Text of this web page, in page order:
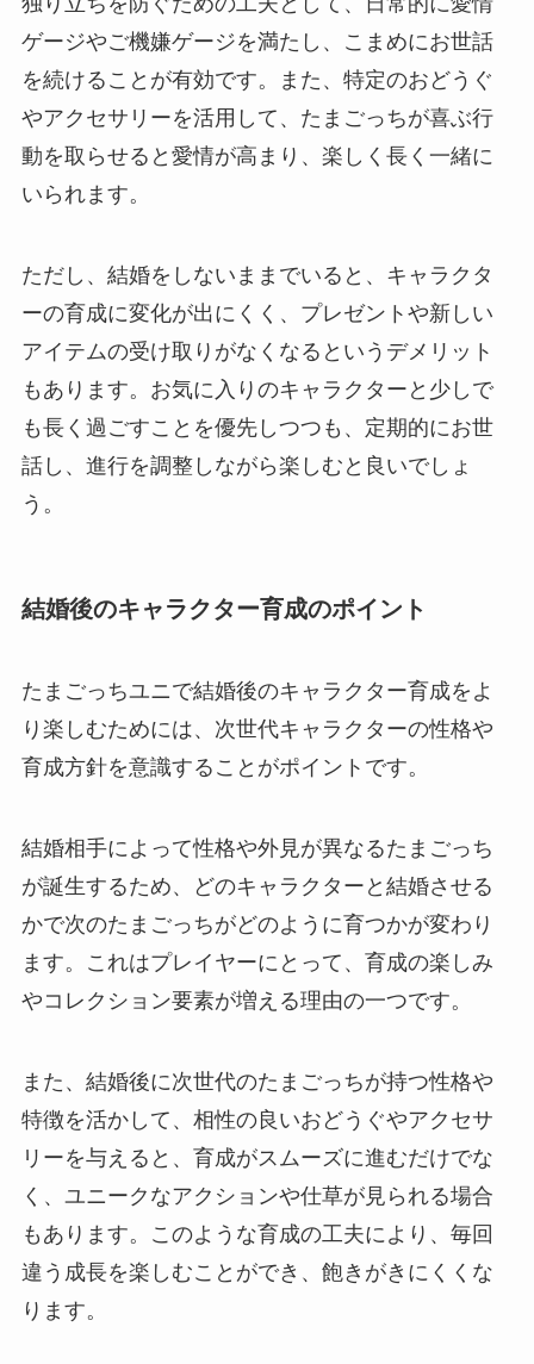
ゲージやご機嫌ゲージを満たし、こまめにお世話
を続けることが有効です。また、特定のおどうぐ
やアクセサリーを活用して、たまごっちが喜ぶ行
動を取らせると愛情が高まり、楽しく長く一緒に
いられます。
ただし、結婚をしないままでいると、キャラクタ
ーの育成に変化が出にくく、プレゼントや新しい
アイテムの受け取りがなくなるというデメリット
もあります。お気に入りのキャラクターと少しで
も長く過ごすことを優先しつつも、定期的にお世
話し、進行を調整しながら楽しむと良いでしょ
う。
結婚後のキャラクター育成のポイント
たまごっちユニで結婚後のキャラクター育成をよ
り楽しむためには、次世代キャラクターの性格や
育成方針を意識することがポイントです。
結婚相手によって性格や外見が異なるたまごっち
が誕生するため、どのキャラクターと結婚させる
かで次のたまごっちがどのように育つかが変わり
ます。これはプレイヤーにとって、育成の楽しみ
やコレクション要素が増える理由の一つです。
また、結婚後に次世代のたまごっちが持つ性格や
特徴を活かして、相性の良いおどうぐやアクセサ
リーを与えると、育成がスムーズに進むだけでな
く、ユニークなアクションや仕草が見られる場合
もあります。このような育成の工夫により、毎回
違う成長を楽しむことができ、飽きがきにくくな
ります。